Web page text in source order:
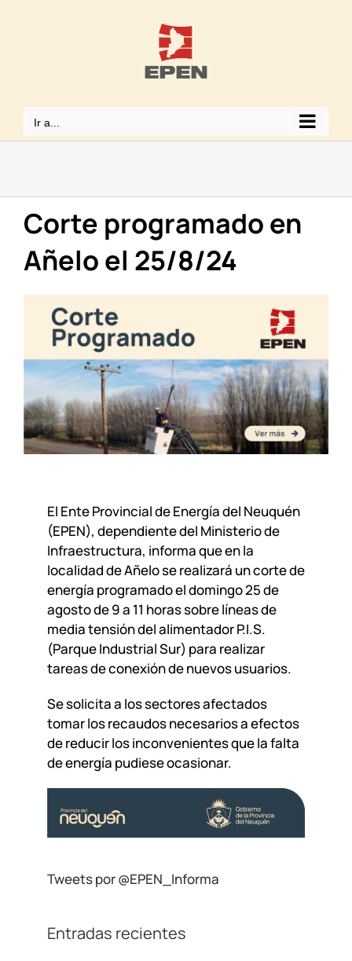
Ir a...
Corte programado en
Añelo el 25/8/24
El Ente Provincial de Energía del Neuquén
(EPEN), dependiente del Ministerio de
Infraestructura, informa que en la
localidad de Añelo se realizará un corte de
energía programado el domingo 25 de
agosto de 9 a 11 horas sobre líneas de
media tensión del alimentador P.I.S.
(Parque Industrial Sur) para realizar
tareas de conexión de nuevos usuarios.
Se solicita a los sectores afectados
tomar los recaudos necesarios a efectos
de reducir los inconvenientes que la falta
de energía pudiese ocasionar.
Tweets por @EPEN_Informa
Entradas recientes